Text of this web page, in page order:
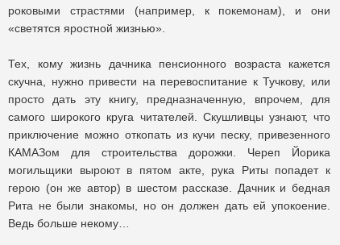
роковыми страстями (например, к покемонам), и они
«светятся яростной жизнью».
Тех, кому жизнь дачника пенсионного возраста кажется
скучна, нужно привести на перевоспитание к Тучкову, или
просто дать эту книгу, предназначенную, впрочем, для
самого широкого круга читателей. Скушливцы узнают, что
приключение можно откопать из кучи песку, привезенного
КАМАЗом для строительства дорожки. Череп Йорика
могильщики выроют в пятом акте, рука Риты попадет к
герою (он же автор) в шестом рассказе. Дачник и бедная
Рита не были знакомы, но он должен дать ей упокоение.
Ведь больше некому…